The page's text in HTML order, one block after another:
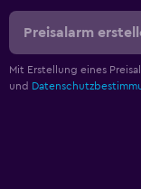
Preisalarm
Mit Erstellung eines
und